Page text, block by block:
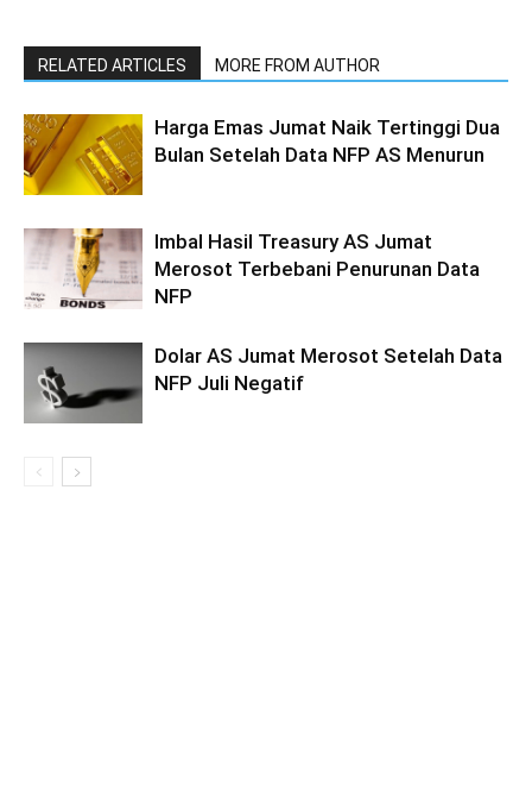
RELATED ARTICLES MORE FROM AUTHOR
Harga Emas Jumat Naik Tertinggi Dua
Bulan Setelah Data NFP AS Menurun
Imbal Hasil Treasury AS Jumat
Merosot Terbebani Penurunan Data
NFP
Dolar AS Jumat Merosot Setelah Data
NFP Juli Negatif